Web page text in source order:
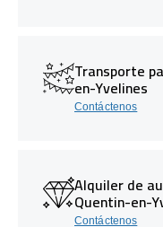
Transporte
en-Yvelines
Contáctenos
Alquiler de
Quentin-en-
Contáctenos